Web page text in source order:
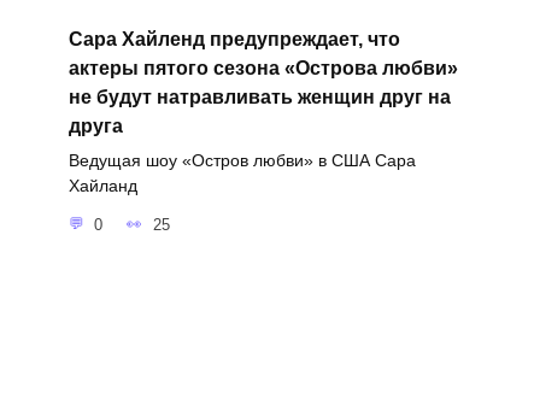
Сара Хайленд предупреждает, что
актеры пятого сезона «Острова любви»
не будут натравливать женщин друг на
друга
Ведущая шоу «Остров любви» в США Сара
Хайланд
0 25